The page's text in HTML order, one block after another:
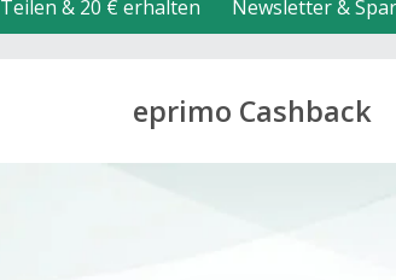
Teilen & 20 € erhalten Newsletter &
eprimo Cashback